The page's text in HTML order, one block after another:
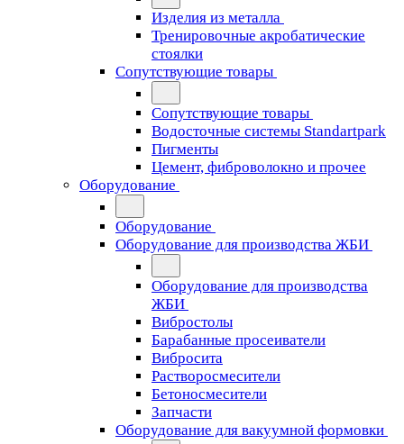
Изделия из металла
Тренировочные акробатические
стоялки
Сопутствующие товары
Сопутствующие товары
Водосточные системы Standartpark
Пигменты
Цемент, фиброволокно и прочее
Оборудование
Оборудование
Оборудование для производства ЖБИ
Оборудование для производства
ЖБИ
Вибростолы
Барабанные просеиватели
Вибросита
Растворосмесители
Бетоносмесители
Запчасти
Оборудование для вакуумной формовки